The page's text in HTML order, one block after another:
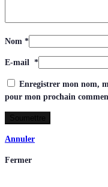
Nom *
E-mail *
Enregistrer mon nom,
pour mon prochain
Annuler
Fermer